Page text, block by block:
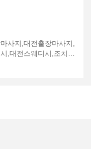
사지,대전출장마사지,
,대전스웨디시,조치원
후기,걔룡건마후기